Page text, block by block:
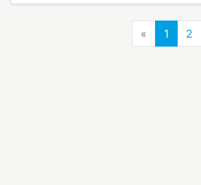
« Previous
1 2